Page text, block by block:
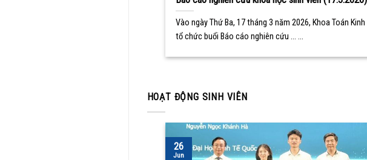
Vào ngày Thứ Ba, 17 tháng 3 năm 2026, Khoa Toán
tổ chức buổi Báo cáo nghiên cứu ... ...
HOẠT ĐỘNG SINH VIÊN
26
Jun